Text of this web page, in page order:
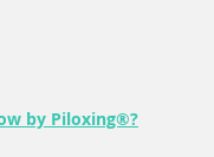
by Piloxing®?